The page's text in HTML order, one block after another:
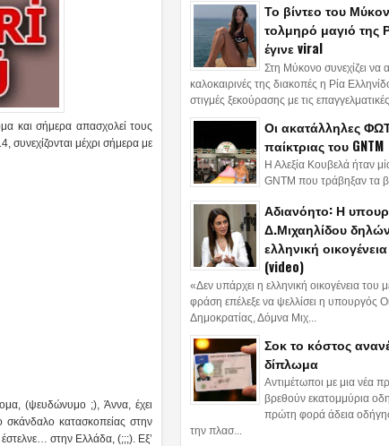
και σήμερα απασχολεί τους
συνεχίζονται μέχρι σήμερα με
(ψευδώνυμο ;), Άννα, έχει
σκάνδαλο κατασκοπείας στην
στην Ελλάδα, (;;;). Εξ’
Το βίντεο του
τολμηρό μαγιό της
έγινε viral
Στη Μύκονο συνεχίζει να
καλοκαιρινές της διακοπές η Ρία
στιγμές ξεκούρασης με τις επαγγελματικές
Οι ακατάλληλες
παίκτριας του GNTM
Η Αλεξία Κουβελά ήταν
GNTM που τράβηξαν τα
Αδιανόητο: Η
Δ.Μιχαηλίδου
ελληνική
(video)
«Δεν υπάρχει η ελληνική οικογένεια του
φράση επέλεξε να ψελλίσει η υπουργός
Δημοκρατίας, Δόμνα Μιχ...
Σοκ το κόστος
δίπλωμα
Αντιμέτωποι με μια νέα
βρεθούν εκατομμύρια
πρώτη φορά άδεια
την πλασ...